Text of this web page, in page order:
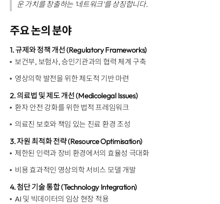
운 가치를 창출하는 '네트워크'를 상징합니다.
주요 논의 분야
1. 규제와 정책 개선 (Regulatory Frameworks)
보건부, 보험사, 승인기관과의 협력 체계 구축
영상의학 발전을 위한 제도적 기반 마련
2. 의료법 및 제도 개선 (Medicolegal Issues)
환자 안전 강화를 위한 법적 프레임워크
의료진 보호와 책임 있는 진료 환경 조성
3. 자원 최적화 전략 (Resource Optimisation)
제한된 인력과 장비 환경에서의 효율성 극대화
비용 효과적인 영상의학 서비스 모델 개발
4. 첨단 기술 통합 (Technology Integration)
AI 및 빅데이터의 임상 현장 적용